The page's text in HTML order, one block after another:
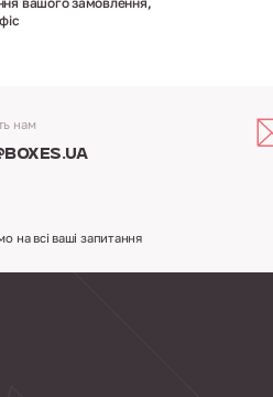
нам
на всі ваші запитання